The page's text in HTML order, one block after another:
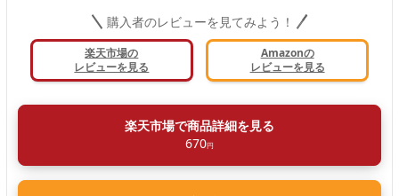
購入者のレビューを見てみよう！
楽天市場の
レビューを見る
Amazonの
レビューを見る
楽天市場で商品詳細を見る
670円